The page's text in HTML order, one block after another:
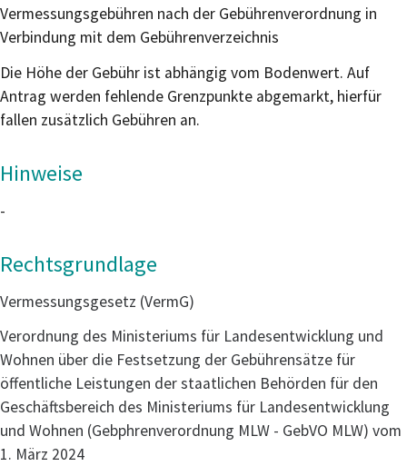
Vermessungsgebühren nach der Gebührenverordnung in
Verbindung mit dem Gebührenverzeichnis
Die Höhe der Gebühr ist abhängig vom Bodenwert. Auf
Antrag werden fehlende Grenzpunkte abgemarkt, hierfür
fallen zusätzlich Gebühren an.
Hinweise
-
Rechtsgrundlage
Vermessungsgesetz (VermG)
Verordnung des Ministeriums für Landesentwicklung und
Wohnen über die Festsetzung der Gebührensätze für
öffentliche Leistungen der staatlichen Behörden für den
Geschäftsbereich des Ministeriums für Landesentwicklung
und Wohnen (Gebphrenverordnung MLW - GebVO MLW) vom
1. März 2024